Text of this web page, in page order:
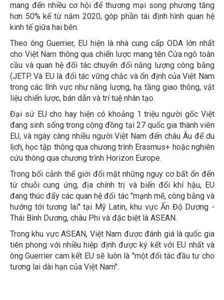
mang đến nhiều cơ hội để thương mại song phương tăng
hơn 50% kể từ năm 2020, góp phần tái định hình quan hệ
kinh tế giữa hai bên.
Theo ông Guerrier, EU hiện là nhà cung cấp ODA lớn nhất
cho Việt Nam thông qua chiến lược mang tên Cửa ngõ toàn
cầu và quan hệ đối tác chuyển đổi năng lượng công bằng
(JETP. Và EU là đối tác vững chắc và ổn định của Việt Nam
trong các lĩnh vực như năng lượng, hạ tầng giao thông, vật
liệu chiến lược, bán dẫn và trí tuệ nhân tạo.
Đại sứ EU cho hay hiện có khoảng 1 triệu người gốc Việt
đang sinh sống trong cộng đồng tại 27 quốc gia thành viên
EU, và ngày càng nhiều người Việt Nam đến châu Âu để du
lịch, học tập thông qua chương trình Erasmus+ hoặc nghiên
cứu thông qua chương trình Horizon Europe.
Trong bối cảnh thế giới đối mặt những nguy cơ bất ổn đến
từ chuỗi cung ứng, địa chính trị và biến đổi khí hậu, EU
đang thúc đẩy các quan hệ đối tác "mạnh mẽ, công bằng và
hướng tới tương lai" tại Mỹ Latin, khu vực Ấn Độ Dương -
Thái Bình Dương, châu Phi và đặc biệt là ASEAN.
Trong khu vực ASEAN, Việt Nam được đánh giá là quốc gia
tiên phong với nhiều hiệp định được ký kết với EU nhất và
ông Guerrier cam kết EU sẽ luôn là "một đối tác đầu tư cho
tương lai dài hạn của Việt Nam".